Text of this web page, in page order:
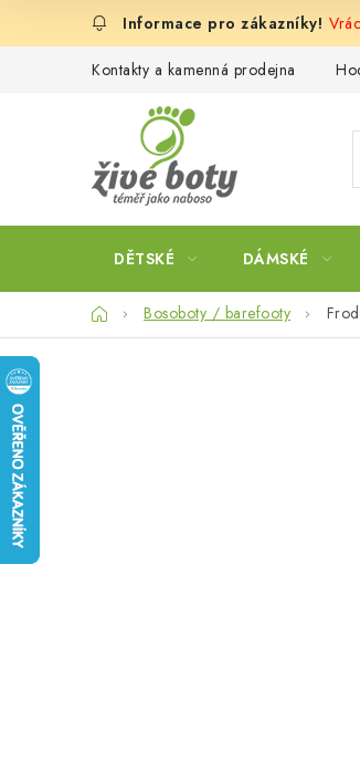
Kontakty a kamenná prodejna
DĚTSKÉ DÁMSKÉ
DomůBosoboty / barefooty